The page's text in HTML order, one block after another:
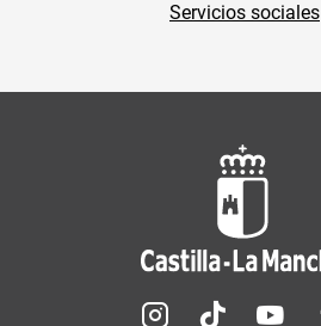
Servicios sociales
Redes sociales